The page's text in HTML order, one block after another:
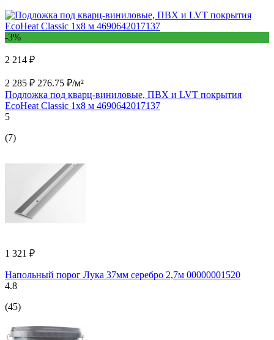
-3%
2 214 ₽
2 285 ₽ 276.75 ₽/м²
Подложка под кварц-виниловые, ПВХ и LVT покрытия
EcoHeat Classic 1x8 м 4690642017137
5
(7)
1 321 ₽
Напольный порог Лука 37мм серебро 2,7м 00000001520
4.8
(45)